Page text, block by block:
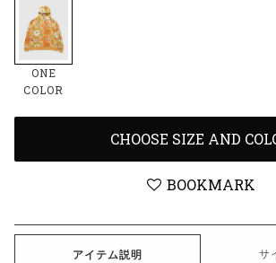
ONE
COLOR
CHOOSE SIZE AND
BOOKMARK
アイテム説明 サ